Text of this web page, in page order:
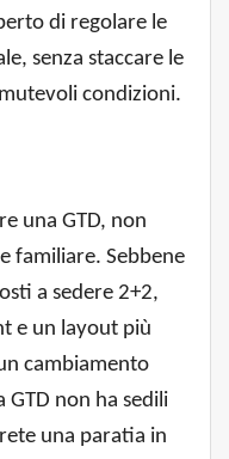
di regolare le
senza staccare le
condizioni.
una GTD, non
familiare. Sebbene
a sedere 2+2,
e un layout più
cambiamento
GTD non ha sedili
una paratia in